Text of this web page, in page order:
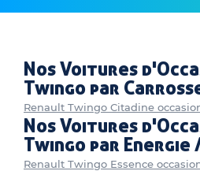
Nos Voitures
Twingo par
Renault Twingo Citadine
Nos Voitures
Twingo par
Renault Twingo Essence